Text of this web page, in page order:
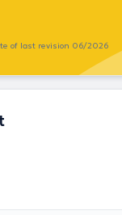
of last revision 06/2026